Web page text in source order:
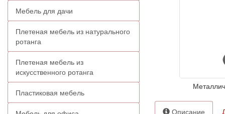
Мебель для дачи
Плетеная мебель из натурального
ротанга
Плетеная мебель из
искусственного ротанга
Пластиковая мебель
Описание